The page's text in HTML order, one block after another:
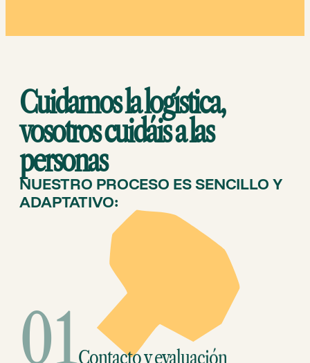
Cuidamos la logística,
vosotros cuidáis a las
personas
NUESTRO PROCESO ES SENCILLO Y
ADAPTATIVO:
01Contacto y evaluación